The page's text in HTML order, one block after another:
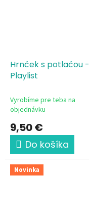
Hrnček s potlačou -
Playlist
Vyrobíme pre teba na
objednávku
9,50 €
Do košíka
Novinka